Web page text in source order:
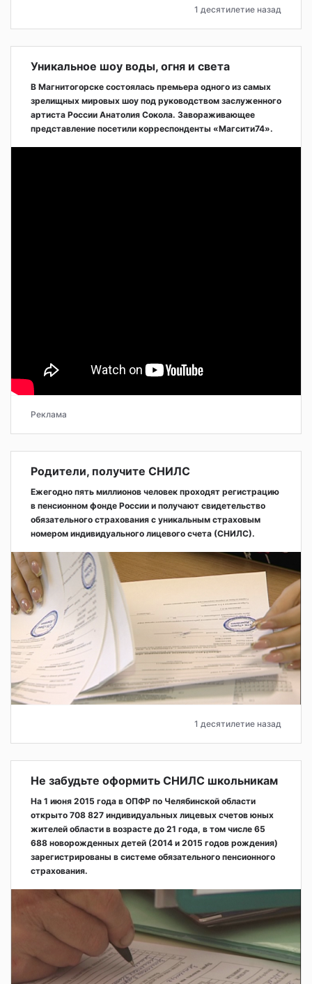
1 десятилетие назад
Уникальное шоу воды, огня и света
В Магнитогорске состоялась премьера одного из самых
зрелищных мировых шоу под руководством заслуженного
артиста России Анатолия Сокола. Завораживающее
представление посетили корреспонденты «Магсити74».
Реклама
Родители, получите СНИЛС
Ежегодно пять миллионов человек проходят регистрацию
в пенсионном фонде России и получают свидетельство
обязательного страхования с уникальным страховым
номером индивидуального лицевого счета (СНИЛС).
1 десятилетие назад
Не забудьте оформить СНИЛС школьникам
На 1 июня 2015 года в ОПФР по Челябинской области
открыто 708 827 индивидуальных лицевых счетов юных
жителей области в возрасте до 21 года, в том числе 65
688 новорожденных детей (2014 и 2015 годов рождения)
зарегистрированы в системе обязательного пенсионного
страхования.